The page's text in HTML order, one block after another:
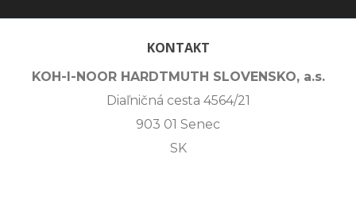
KONTAKT
KOH-I-NOOR HARDTMUTH SLOVENSKO, a.s.
Diaľničná cesta 4564/21
903 01 Senec
SK